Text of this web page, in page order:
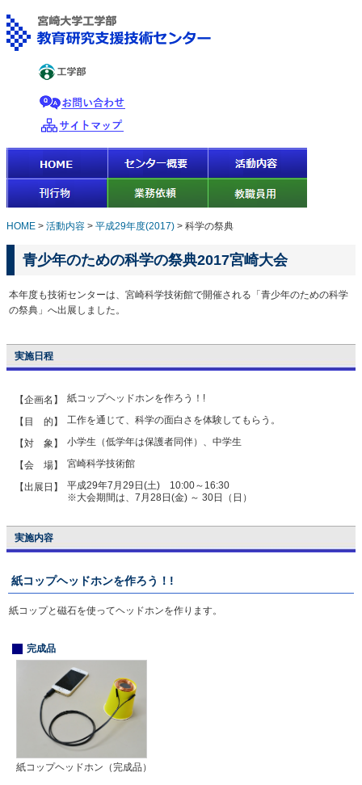
HOME > 活動内容 > 平成29年度(2017) > 科学の祭典
青少年のための科学の祭典2017宮崎大会
本年度も技術センターは、宮崎科学技術館で開催される「青少年のための科学
の祭典」へ出展しました。
実施日程
【企画名】 紙コップヘッドホンを作ろう！!
【目 的】 工作を通じて、科学の面白さを体験してもらう。
【対 象】 小学生（低学年は保護者同伴）、中学生
【会 場】 宮崎科学技術館
【出展日】
平成29年7月29日(土) 10:00～16:30
※大会期間は、7月28日(金) ～ 30日（日）
実施内容
紙コップヘッドホンを作ろう！!
紙コップと磁石を使ってヘッドホンを作ります。
完成品
紙コップヘッドホン（完成品）